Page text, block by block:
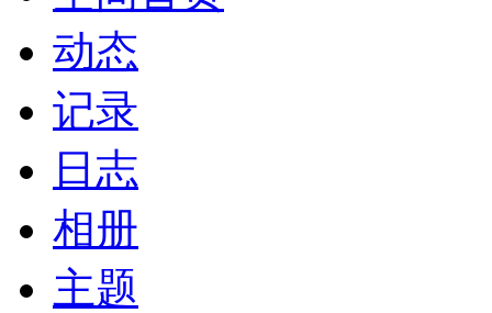
动态
记录
日志
相册
主题